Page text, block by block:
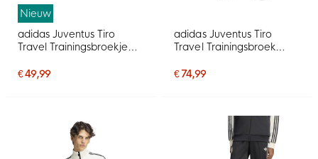
Nieuw
adidas Juventus Tiro
Travel Trainingsbroekje
€ 49,99
adidas Juventus Tiro
Travel Trainingsbroek
€ 74,99